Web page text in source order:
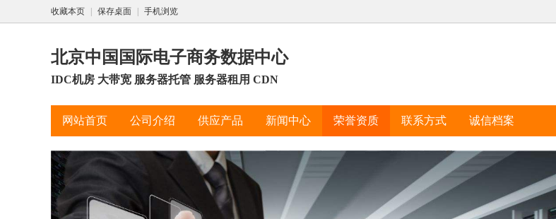
收藏本页 保存桌面 手机浏览
北京中国国际电子商务数据中心
IDC机房 大带宽 服务器托管 服务器租用 CDN
网站首页 公司介绍 供应产品 新闻中心 荣誉资质 联系方式 诚信档案